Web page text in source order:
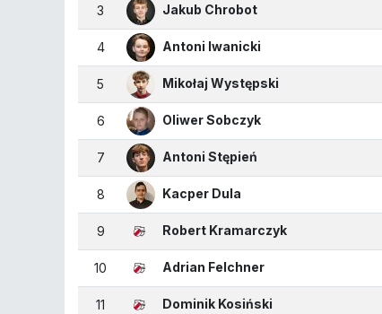
3 Jakub Chrobot
4 Antoni Iwanicki
5 Mikołaj Występski
6 Oliwer Sobczyk
7 Antoni Stępień
8 Kacper Dula
9 Robert Kramarczyk
10 Adrian Felchner
11 Dominik Kosiński